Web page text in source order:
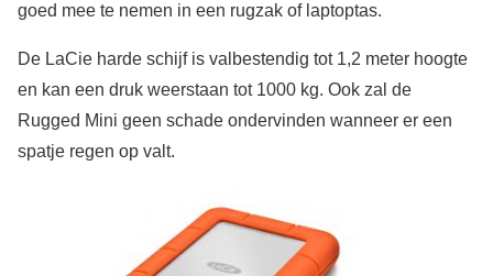
goed mee te nemen in een rugzak of laptoptas.
De LaCie harde schijf is valbestendig tot 1,2 meter hoogte
en kan een druk weerstaan tot 1000 kg. Ook zal de
Rugged Mini geen schade ondervinden wanneer er een
spatje regen op valt.